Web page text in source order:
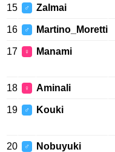
15 ♂ Zalmai
16 ♂ Martino_Moretti
17 ♀ Manami
18 ♀ Aminali
19 ♂ Kouki
20 ♂ Nobuyuki